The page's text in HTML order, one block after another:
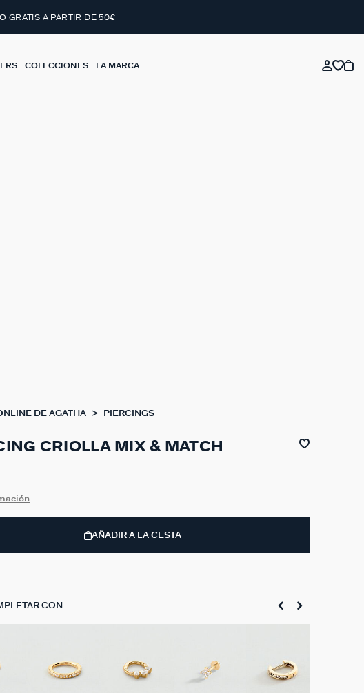
GRATIS A PARTIR DE 50€
COLECCIONES LA MARCA
DE AGATHA PIERCINGS
CRIOLLA MIX & MATCH
AÑADIR A LA CESTA
CON